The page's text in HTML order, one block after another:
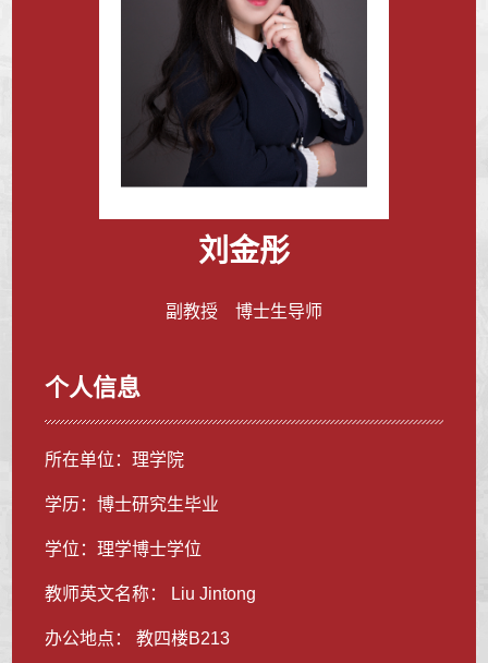
刘金彤
副教授 博士生导师
个人信息
所在单位：理学院
学历：博士研究生毕业
学位：理学博士学位
教师英文名称： Liu Jintong
办公地点： 教四楼B213